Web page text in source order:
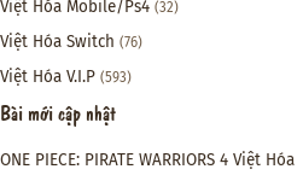
Việt Hóa Mobile/Ps4 (32)
Việt Hóa Switch (76)
Việt Hóa V.I.P (593)
Bài mới cập nhật
ONE PIECE: PIRATE WARRIORS 4 Việt Hóa